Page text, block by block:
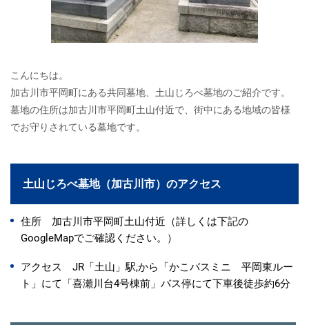
こんにちは。
加古川市平岡町にある共同墓地、土山じろべ墓地のご紹介です。
墓地の住所は加古川市平岡町土山付近で、街中にある地域の皆様
でお守りされている墓地です。
土山じろべ墓地（加古川市）のアクセス
住所 加古川市平岡町土山付近（詳しくは下記の
GoogleMapでご確認ください。）
アクセス JR「土山」駅,から「かこバスミニ 平岡東ルー
ト」にて「喜瀬川台4号棟前」バス停にて下車後徒歩約6分